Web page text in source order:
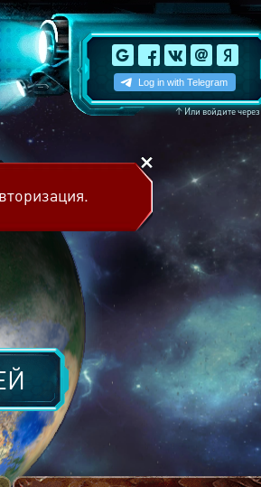
↑Или войдите через